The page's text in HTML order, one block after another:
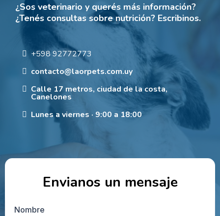
¿Sos veterinario y querés más información?
¿Tenés consultas sobre nutrición? Escribinos.
+598 92772773
contacto@laorpets.com.uy
Calle 17 metros, ciudad de la costa,
Canelones
Lunes a viernes · 9:00 a 18:00
Envianos un mensaje
Nombre